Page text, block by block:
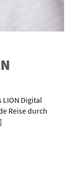
LION Digital
Reise durch